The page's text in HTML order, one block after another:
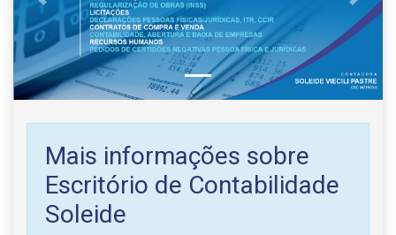
Anterior
Mais informações sobre
Escritório de Contabilidade
Soleide